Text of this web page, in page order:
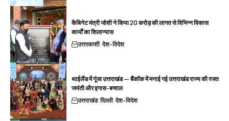
कैबिनेट मंत्री जोशी ने किया 20 करोड़ की लागत से विभिन्न विकास
कार्यों का शिलान्यास
उत्तरकाशी देश-विदेश
थाईलैंड में गूंजा उत्तराखंड — बैंकॉक में मनाई गई उत्तराखंड राज्य की रजत
जयंती और इगास-बग्वाल
उत्तराखंड दिल्ली देश-विदेश